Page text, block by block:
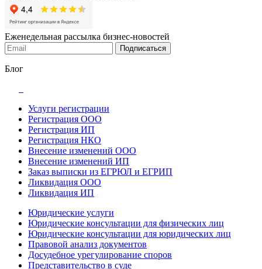
Еженедельная рассылка бизнес-новостей
Подписаться
Блог
Услуги регистрации
Регистрация ООО
Регистрация ИП
Регистрация НКО
Внесение изменений ООО
Внесение изменений ИП
Заказ выписки из ЕГРЮЛ и ЕГРИП
Ликвидация ООО
Ликвидация ИП
Юридические услуги
Юридические консультации для физических лиц
Юридические консультации для юридических лиц
Правовой анализ документов
Досудебное урегулирование споров
Представительство в суде